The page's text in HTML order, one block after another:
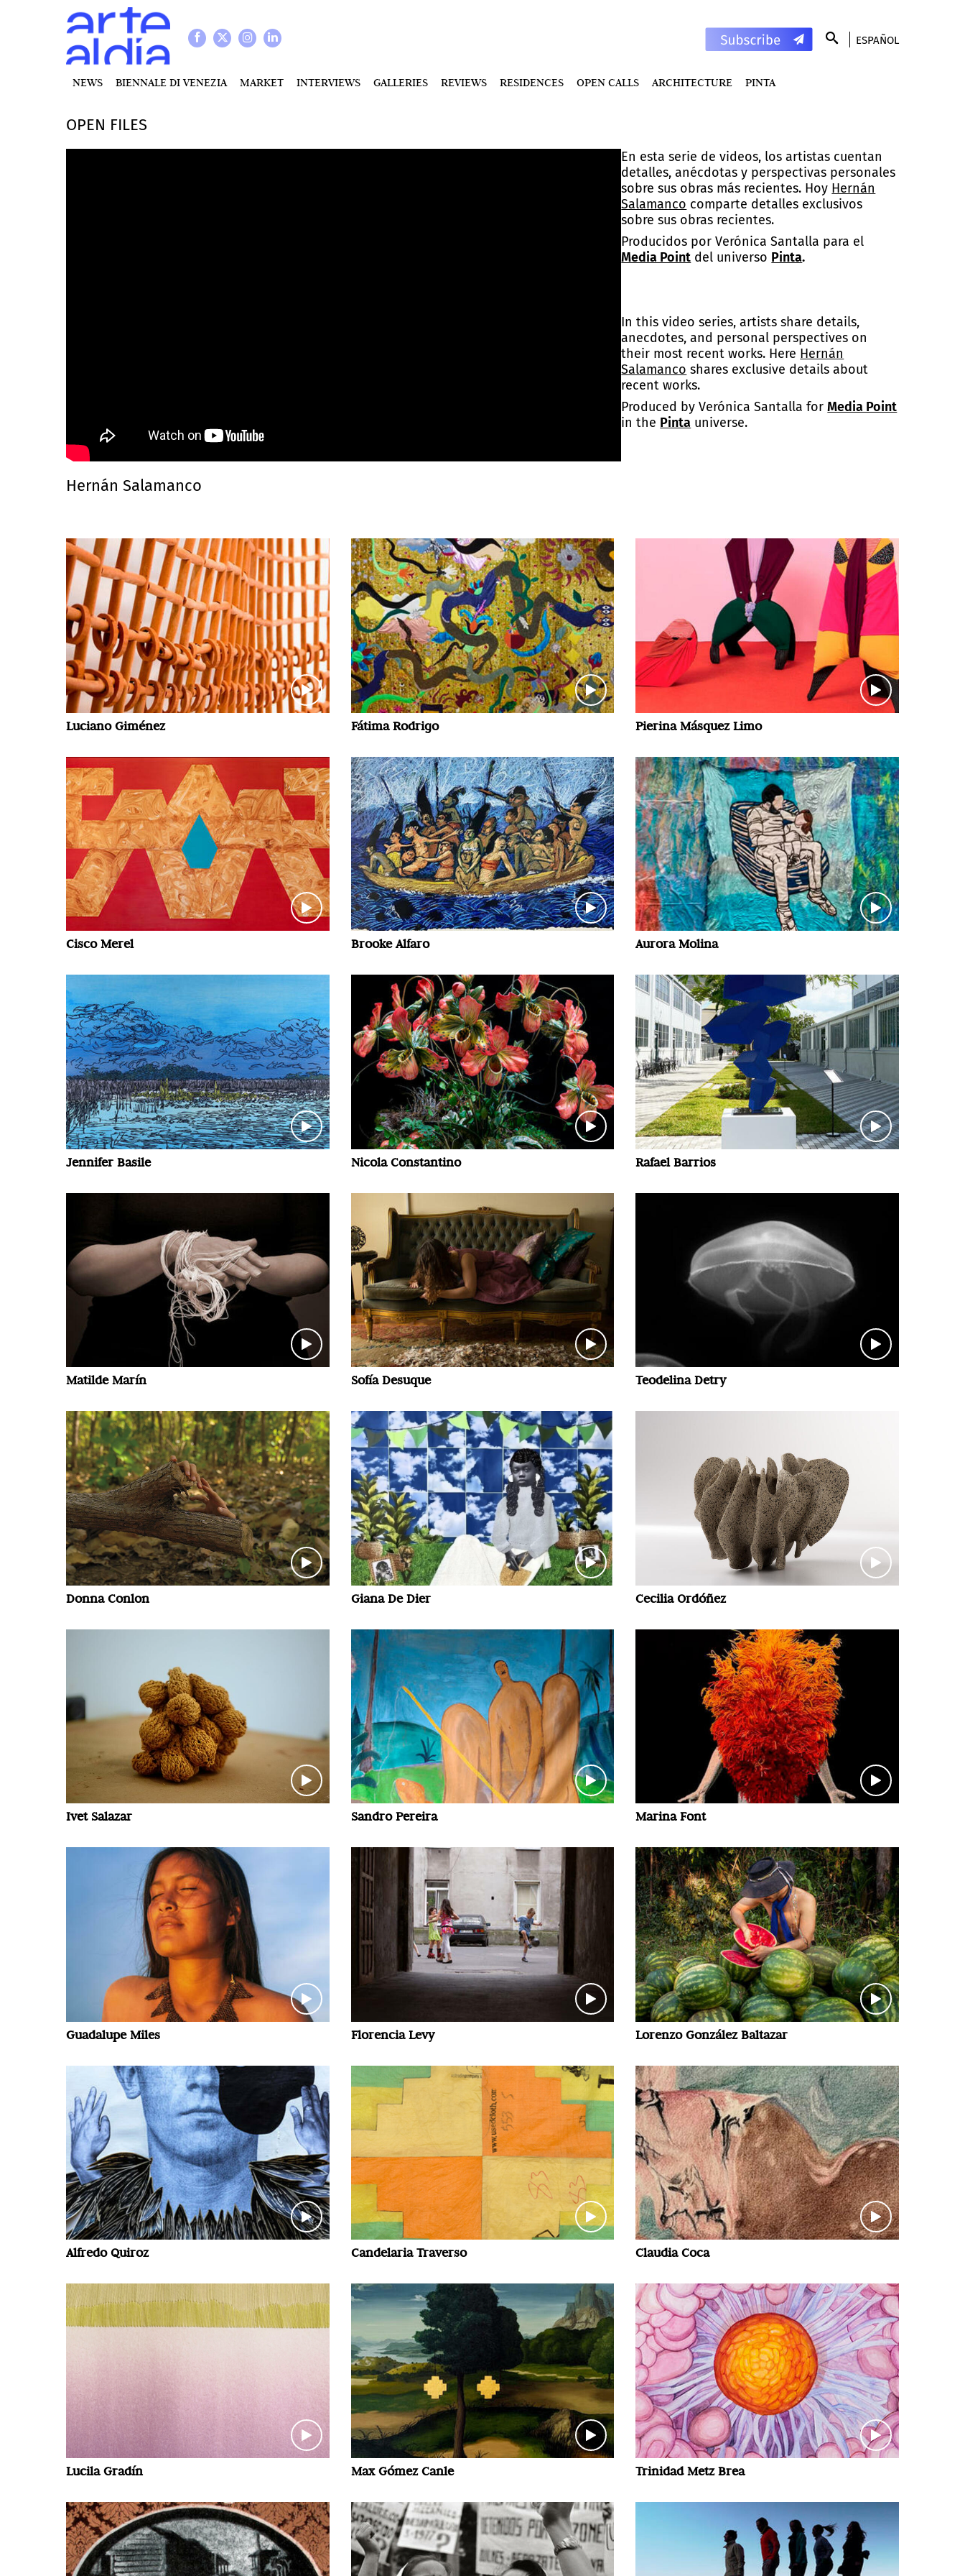
ESPAÑOL
NEWS BIENNALE DI VENEZIA MARKET INTERVIEWS GALLERIES REVIEWS RESIDENCES OPEN CALLS ARCHITECTURE PINTA
OPEN FILES
Hernán Salamanco
En esta serie de videos, los artistas cuentan
detalles, anécdotas y perspectivas personales
sobre sus obras más recientes. Hoy Hernán
Salamanco comparte detalles exclusivos
sobre sus obras recientes.
Producidos por Verónica Santalla para el
Media Point del universo Pinta.
In this video series, artists share details,
anecdotes, and personal perspectives on
their most recent works. Here Hernán
Salamanco shares exclusive details about
recent works.
Produced by Verónica Santalla forMedia Point
in the Pinta universe.
Luciano Giménez Fátima Rodrigo Pierina Másquez Limo
Cisco Merel Brooke Alfaro Aurora Molina
Jennifer Basile Nicola Constantino Rafael Barrios
Matilde Marín Sofía Desuque Teodelina Detry
Donna Conlon Giana De Dier Cecilia Ordóñez
Ivet Salazar Sandro Pereira Marina Font
Guadalupe Miles Florencia Levy Lorenzo González Baltazar
Alfredo Quiroz Candelaria Traverso Claudia Coca
Lucila Gradín Max Gómez Canle Trinidad Metz Brea